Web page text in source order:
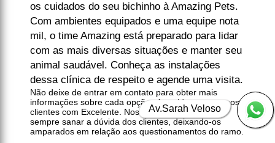
os cuidados do seu bichinho à Amazing Pets.
Com ambientes equipados e uma equipe nota
mil, o time Amazing está preparado para lidar
com as mais diversas situações e manter seu
animal saudável. Conheça as instalações
dessa clínica de respeito e agende uma visita.
Não deixe de entrar em contato para obter mais
informações sobre cada opção oferecida para nossos
clientes com Excelente. Nosso atendimento busca
sempre sanar a dúvida dos clientes, deixando-os
amparados em relação aos questionamentos do ramo.
Av.Sarah Veloso